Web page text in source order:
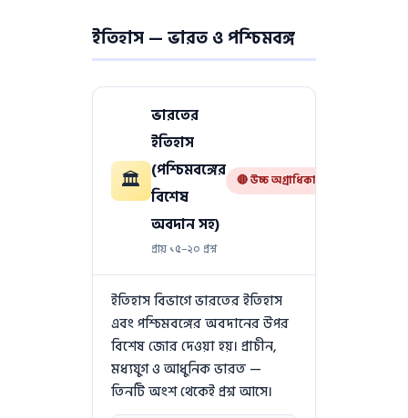
ইতিহাস — ভারত ও পশ্চিমবঙ্গ
🏛
ভারতের
ইতিহাস
(পশ্চিমবঙ্গের
বিশেষ
অবদান সহ)
প্রায় ১৫–২০ প্রশ্ন
🔴 উচ্চ অগ্রাধিকার
ইতিহাস বিভাগে ভারতের ইতিহাস
এবং পশ্চিমবঙ্গের অবদানের উপর
বিশেষ জোর দেওয়া হয়। প্রাচীন,
মধ্যযুগ ও আধুনিক ভারত —
তিনটি অংশ থেকেই প্রশ্ন আসে।